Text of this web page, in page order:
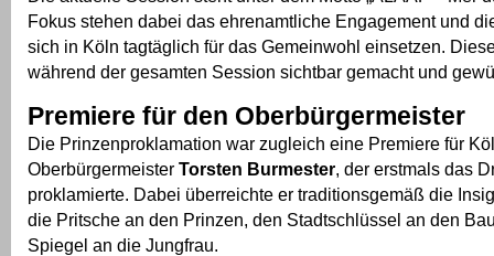
Fokus stehen dabei das ehrenamtliche Engagement und
sich in Köln tagtäglich für das Gemeinwohl einsetzen.
während der gesamten Session sichtbar gemacht und
Premiere für den Oberbürgermeister
Die Prinzenproklamation war zugleich eine Premiere für
Oberbürgermeister Torsten Burmester , der erstmals das
proklamierte. Dabei überreichte er traditionsgemäß die
die Pritsche an den Prinzen, den Stadtschlüssel an den
Spiegel an die Jungfrau.